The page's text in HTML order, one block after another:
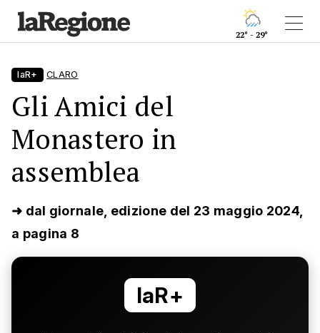
22° - 29°
laR+ CLARO
Gli Amici del
Monastero in
assemblea
➜ dal giornale, edizione del 23 maggio 2024,
a pagina 8
laR+